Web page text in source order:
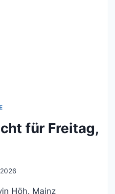
für Freitag,
Höh, Mainz